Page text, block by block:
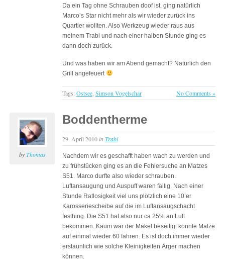
Da ein Tag ohne Schrauben doof ist, ging natürlich
Marco’s Star nicht mehr als wir wieder zurück ins
Quartier wollten. Also Werkzeug wieder raus aus
meinem Trabi und nach einer halben Stunde ging es
dann doch zurück.
Und was haben wir am Abend gemacht? Natürlich den
Grill angefeuert
Tags: Ostsee Simson Vogelschar No Comments »
byThomas
Boddentherme
29. April 2010inTrabi
Nachdem wir es geschafft haben wach zu werden und
zu frühstücken ging es an die Fehlersuche an Matzes
S51. Marco durfte also wieder schrauben.
Luftansaugung und Auspuff waren fällig. Nach einer
Stunde Ratlosigkeit viel uns plötzlich eine 10’er
Karosseriescheibe auf die im Luftansaugschacht
festhing. Die S51 hat also nur ca 25% an Luft
bekommen. Kaum war der Makel beseitigt konnte Matze
auf einmal wieder 60 fahren. Es ist doch immer wieder
erstaunlich wie solche Kleinigkeiten Ärger machen
können.